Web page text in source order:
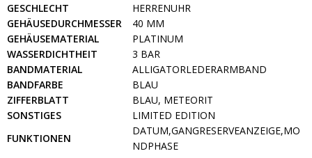
GESCHLECHT
HERRENUHR
GEHÄUSEDURCHMESSER
40 MM
GEHÄUSEMATERIAL
PLATINUM
WASSERDICHTHEIT
3 BAR
BANDMATERIAL
ALLIGATORLEDERARMBAND
BANDFARBE
BLAU
ZIFFERBLATT
BLAU, METEORIT
SONSTIGES
LIMITED EDITION
FUNKTIONEN
DATUM,GANGRESERVEANZEIGE,MO
NDPHASE